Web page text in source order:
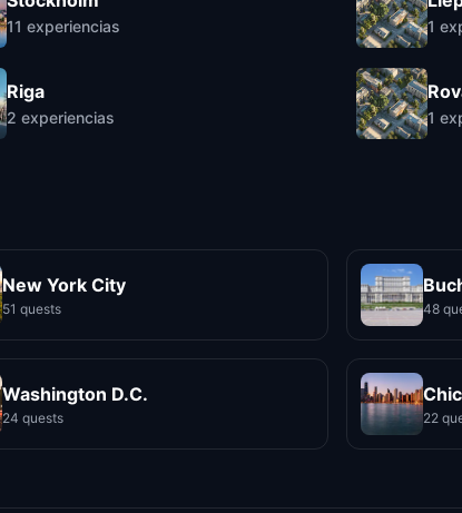
11 experiencias
Riga
2 experiencias
1
1
New York City
51 quests 48
Washington D.C.
24 quests 22